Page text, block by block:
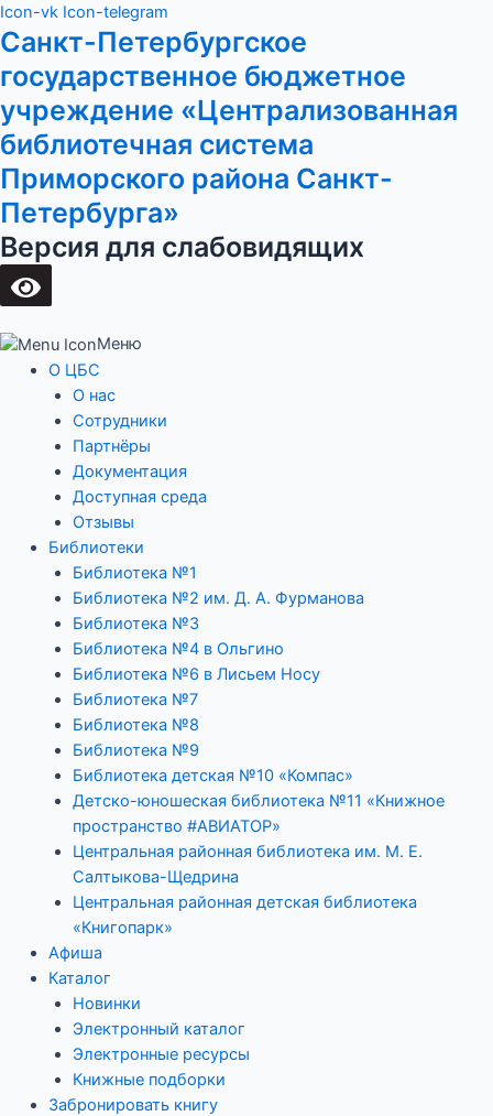
Перейти
к
Icon-vk Icon-telegram
Санкт-Петербургское
государственное бюджетное
учреждение «Централизованная
библиотечная система
Приморского района Санкт-
Петербурга»
Версия для слабовидящих
Меню
О ЦБС
О нас
Сотрудники
Партнёры
Документация
Доступная среда
Отзывы
Библиотеки
Библиотека №1
Библиотека №2 им. Д. А. Фурманова
Библиотека №3
Библиотека №4 в Ольгино
Библиотека №6 в Лисьем Носу
Библиотека №7
Библиотека №8
Библиотека №9
Библиотека детская №10 «Компас»
Детско-юношеская библиотека №11 «Книжное
пространство #АВИАТОР»
Центральная районная библиотека им. М. Е.
Салтыкова-Щедрина
Центральная районная детская библиотека
«Книгопарк»
Афиша
Каталог
Новинки
Электронный каталог
Электронные ресурсы
Книжные подборки
Забронировать книгу
Main
Menu